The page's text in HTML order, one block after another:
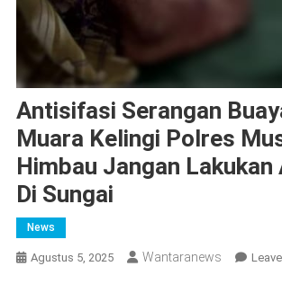
Antisifasi Serangan
Muara Kelingi Polres
Himbau Jangan
Di Sungai
News
Agustus 5, 2025 Wantaranews